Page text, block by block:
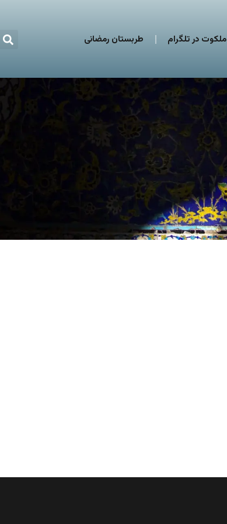
ملکوت در تلگرام طربستان رمضانی